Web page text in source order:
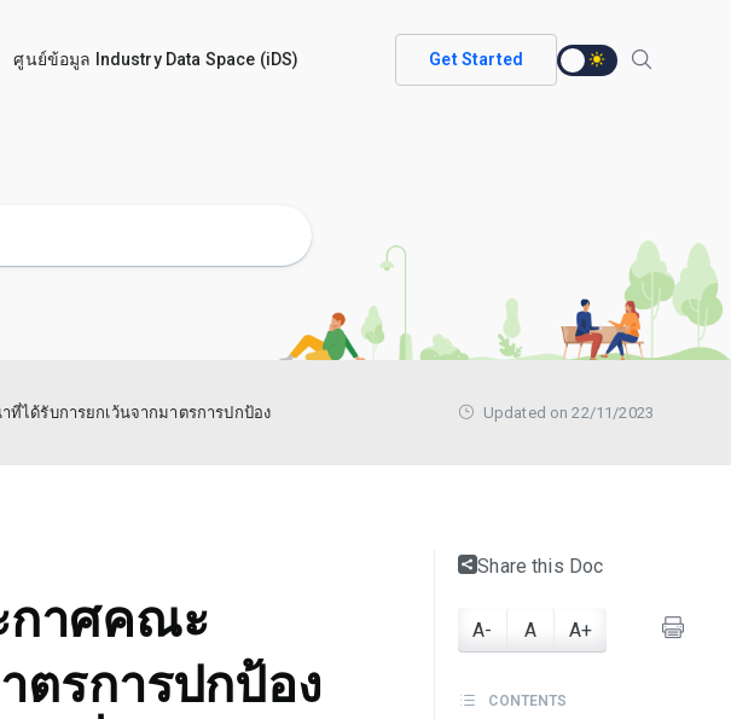
ศูนย์ข้อมูล Industry Data Space (iDS) Get Started
ที่ได้รับการยกเว้นจากมาตรการปกป้อง
Updated on 22/11/2023
กาศคณะ
ตรการปกป้อง
Share this Doc
A- A A+
CONTENTS